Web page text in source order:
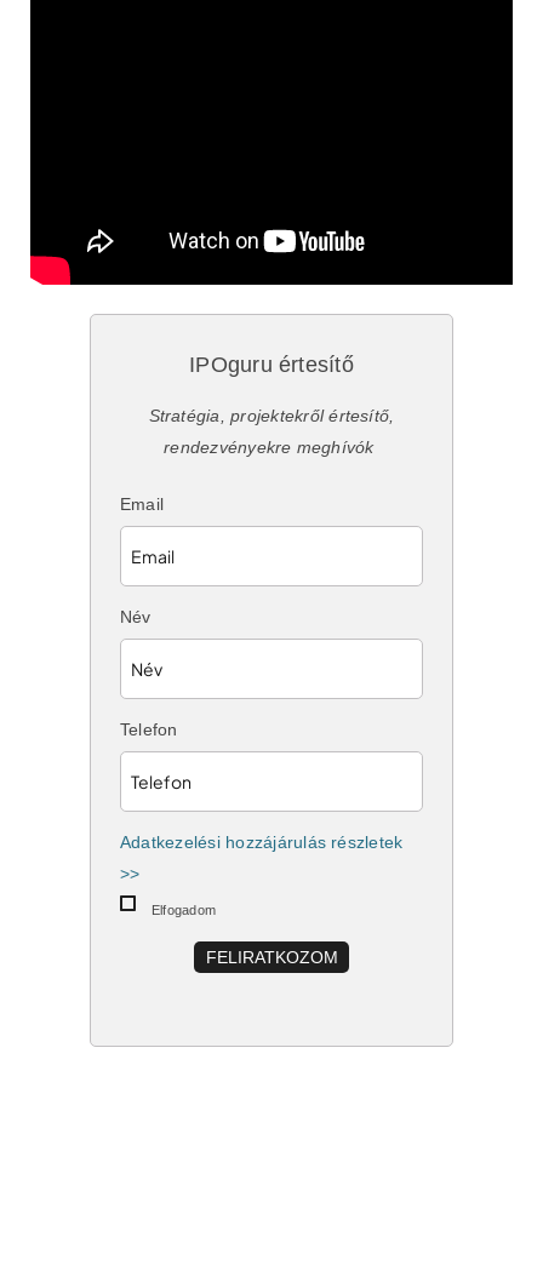
IPOguru értesítő
Stratégia, projektekről értesítő,
rendezvényekre meghívók
Email
Név
Telefon
Adatkezelési hozzájárulás részletek
>>
Elfogadom
FELIRATKOZOM